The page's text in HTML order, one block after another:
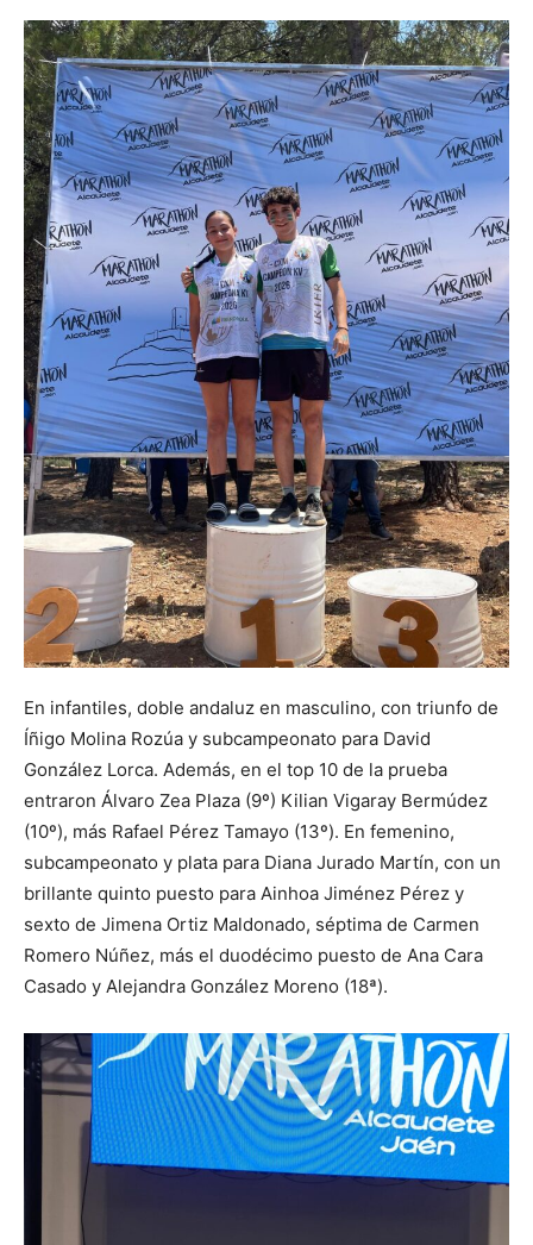
En infantiles, doble andaluz en masculino, con triunfo de
Íñigo Molina Rozúa y subcampeonato para David
González Lorca. Además, en el top 10 de la prueba
entraron Álvaro Zea Plaza (9º) Kilian Vigaray Bermúdez
(10º), más Rafael Pérez Tamayo (13º). En femenino,
subcampeonato y plata para Diana Jurado Martín, con un
brillante quinto puesto para Ainhoa Jiménez Pérez y
sexto de Jimena Ortiz Maldonado, séptima de Carmen
Romero Núñez, más el duodécimo puesto de Ana Cara
Casado y Alejandra González Moreno (18ª).